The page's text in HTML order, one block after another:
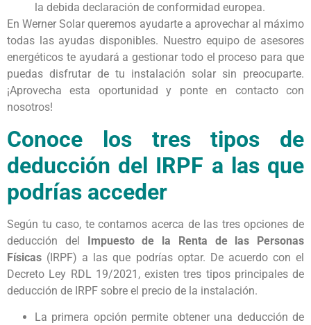
la debida declaración de conformidad europea.
En Werner Solar queremos ayudarte a aprovechar al máximo
todas las ayudas disponibles. Nuestro equipo de asesores
energéticos te ayudará a gestionar todo el proceso para que
puedas disfrutar de tu instalación solar sin preocuparte.
¡Aprovecha esta oportunidad y ponte en contacto con
nosotros!
Conoce los tres tipos de
deducción del IRPF a las que
podrías acceder
Según tu caso, te contamos acerca de las tres opciones de
deducción del Impuesto de la Renta de las Personas
Físicas (IRPF) a las que podrías optar. De acuerdo con el
Decreto Ley RDL 19/2021, existen tres tipos principales de
deducción de IRPF sobre el precio de la instalación.
La primera opción permite obtener una deducción de